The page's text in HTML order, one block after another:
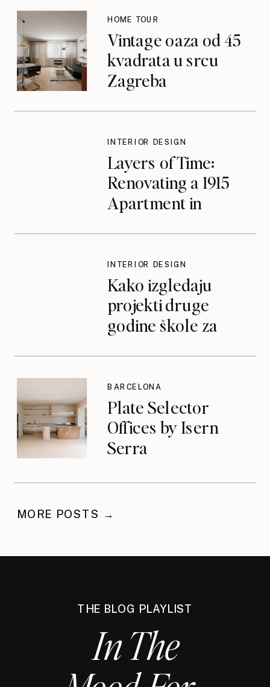
Vintage oaza od 45
kvadrata u srcu
Zagreba
HOME TOUR
Layers of Time:
Renovating a 1915
Apartment in
INTERIOR DESIGN
Kako izgledaju
projekti druge
godine škole za
INTERIOR DESIGN
Plate Selector
Offices by Isern
Serra
BARCELONA
MORE POSTS →
THE BLOG PLAYLIST
In The